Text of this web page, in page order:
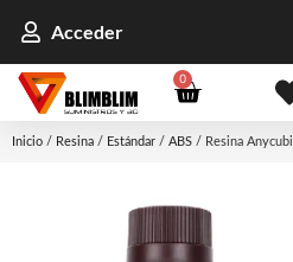
Acceder
0
Inicio / Resina / Estándar / ABS / Resina